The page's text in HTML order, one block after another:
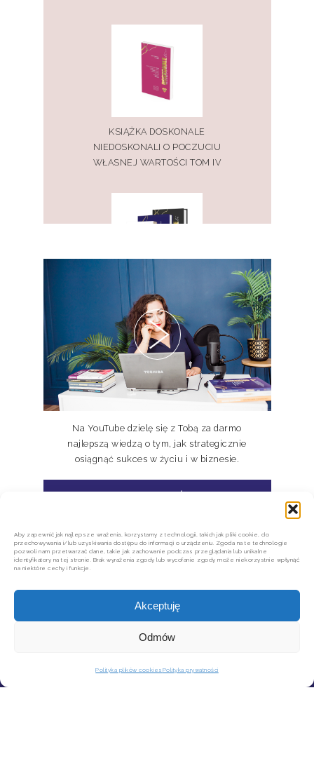
Aby zapewnić jak najlepsze wrażenia, korzystamy z technologii, takich jak pliki cookie, do
przechowywania i/lub uzyskiwania dostępu do informacji o urządzeniu. Zgoda na te technologie
pozwoli nam przetwarzać dane, takie jak zachowanie podczas przeglądania lub unikalne
identyfikatory na tej stronie. Brak wyrażenia zgody lub wycofanie zgody może niekorzystnie wpłynąć
na niektóre cechy i funkcje.
Akceptuję
Odmów
Polityka plików cookies Polityka prywatności
KSIĄŻKA DOSKONALE
NIEDOSKONALI O POCZUCIU
WŁASNEJ WARTOŚCI TOM IV
PAKIET KSIĄŻEK DOSKONALE
NIEDOSKONALI TOM I, II, III
Na YouTube dzielę się z Tobą za darmo
najlepszą wiedzą o tym, jak strategicznie
osiągnąć sukces w życiu i w biznesie.
SZYBKIE ZWROTY INPOST